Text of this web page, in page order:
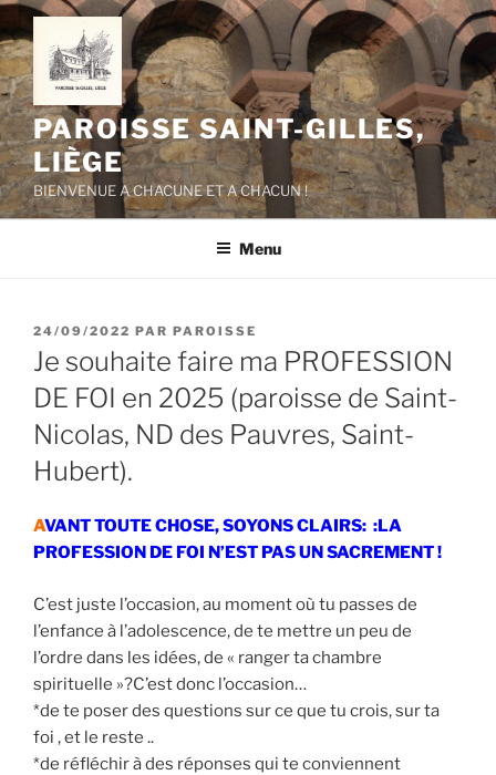
Aller
au
contenu
principal
PAROISSE SAINT-GILLES,
LIÈGE
BIENVENUE A CHACUNE ET A CHACUN !
Menu
PUBLIÉ
LE
24/09/2022 PAR PAROISSE
Je souhaite faire ma PROFESSION
DE FOI en 2025 (paroisse de Saint-
Nicolas, ND des Pauvres, Saint-
Hubert).
AVANT TOUTE CHOSE, SOYONS CLAIRS: :LA
PROFESSION DE FOI N’EST PAS UN SACREMENT!
C’est juste l’occasion, au moment où tu passes de
l’enfance à l’adolescence, de te mettre un peu de
l’ordre dans les idées, de « ranger ta chambre
spirituelle »?C’est donc l’occasion…
*de te poser des questions sur ce que tu crois, sur ta
foi , et le reste ..
*de réfléchir à des réponses qui te conviennent